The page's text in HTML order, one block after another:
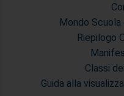
Mondo
Riepilogo
Classi
Guida alla